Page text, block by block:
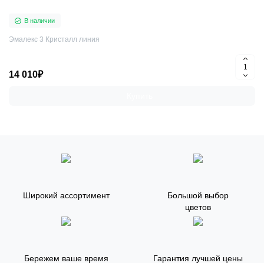
В наличии
Эмалекс 3 Кристалл линия
14 010₽
Широкий ассортимент
Большой выбор
цветов
Бережем ваше время
Гарантия лучшей цены